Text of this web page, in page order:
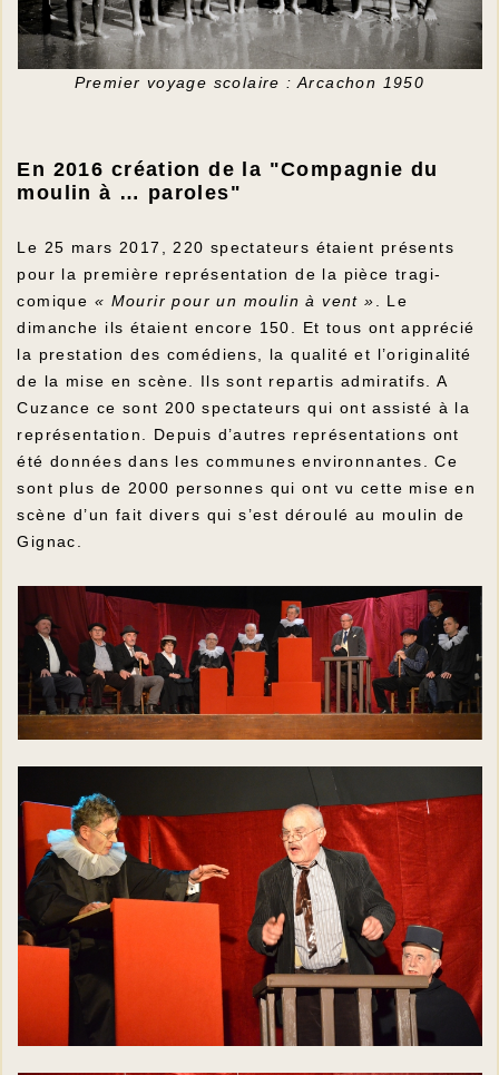
Premier voyage scolaire : Arcachon 1950
En 2016 création de la "Compagnie du
moulin à … paroles"
Le 25 mars 2017, 220 spectateurs étaient présents
pour la première représentation de la pièce tragi-
comique « Mourir pour un moulin à vent » . Le
dimanche ils étaient encore 150. Et tous ont apprécié
la prestation des comédiens, la qualité et l’originalité
de la mise en scène. Ils sont repartis admiratifs. A
Cuzance ce sont 200 spectateurs qui ont assisté à la
représentation. Depuis d’autres représentations ont
été données dans les communes environnantes. Ce
sont plus de 2000 personnes qui ont vu cette mise en
scène d’un fait divers qui s’est déroulé au moulin de
Gignac.